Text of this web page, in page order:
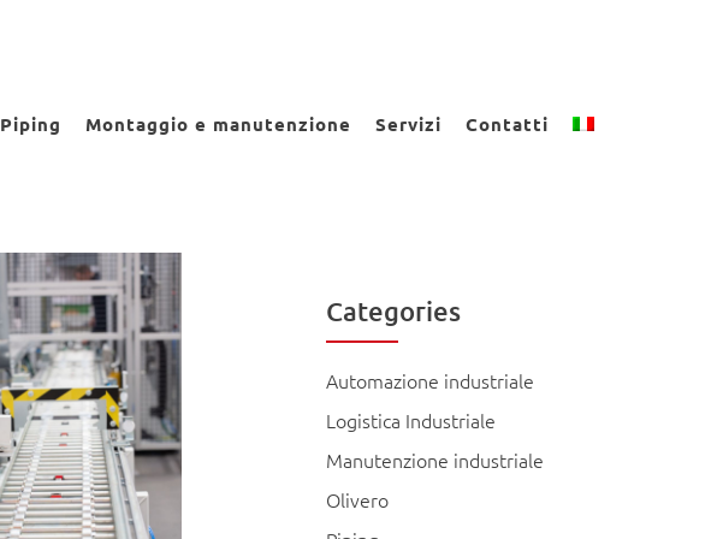
Piping Montaggio e manutenzione Servizi Contatti
Categories
Automazione industriale
Logistica Industriale
Manutenzione industriale
Olivero